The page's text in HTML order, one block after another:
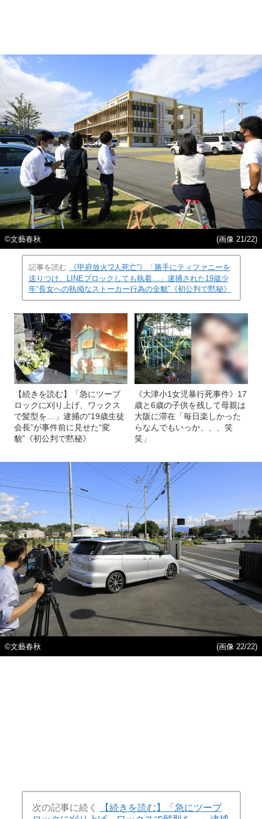
©文藝春秋 (画像 21/22)
記事を読む
《甲府放火“2人死亡”》「勝手にティファニーを
送りつけ、LINEブロックしても執着…」逮捕された19歳少
年“長女への執拗なストーカー行為の全貌”《初公判で黙秘》
【続きを読む】「急にツーブ
ロックに刈り上げ、ワックス
で髪型を…」逮捕の“19歳生徒
会長”が事件前に見せた“変
貌”《初公判で黙秘》
《大津小1女児暴行死事件》17
歳と6歳の子供を残して母親は
大阪に滞在「毎日楽しかった
らなんでもいっか、、、笑
笑」
©文藝春秋 (画像 22/22)
次の記事に続く
【続きを読む】「急にツーブ